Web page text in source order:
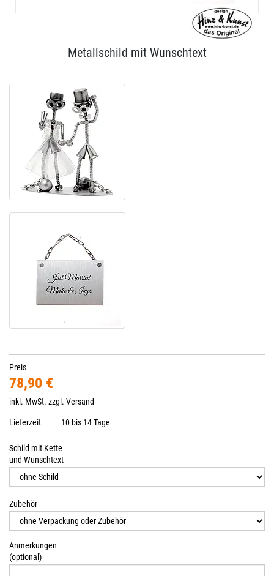
Metallschild mit Wunschtext
Preis
78,90 €
inkl. MwSt. zzgl. Versand
Lieferzeit 10 bis 14 Tage
Schild mit Kette
und Wunschtext
Zubehör
Anmerkungen
(optional)